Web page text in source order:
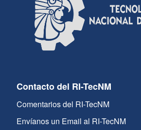
Contacto del RI-TecNM
Comentarios del RI-TecNM
Envíanos un Email al RI-TecNM